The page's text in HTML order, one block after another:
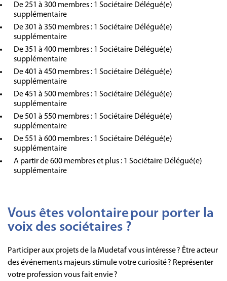
De 251 à 300 membres : 1 Sociétaire Délégué(e)
supplémentaire
De 301 à 350 membres : 1 Sociétaire Délégué(e)
supplémentaire
De 351 à 400 membres : 1 Sociétaire Délégué(e)
supplémentaire
De 401 à 450 membres : 1 Sociétaire Délégué(e)
supplémentaire
De 451 à 500 membres : 1 Sociétaire Délégué(e)
supplémentaire
De 501 à 550 membres : 1 Sociétaire Délégué(e)
supplémentaire
De 551 à 600 membres : 1 Sociétaire Délégué(e)
supplémentaire
A partir de 600 membres et plus : 1 Sociétaire Délégué(e)
supplémentaire
Vous êtes volontaire pour porter la
voix des sociétaires ?
Participer aux projets de la Mudetaf vous intéresse ? Être acteur
des événements majeurs stimule votre curiosité ? Représenter
votre profession vous fait envie ?